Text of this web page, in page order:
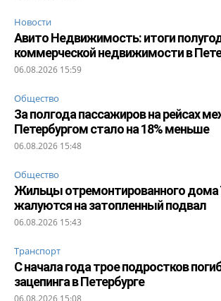
Новости
Авито Недвижимость: итоги
коммерческой недвижимости в
06.08.2026 15:59
Общество
За полгода пассажиров на рейсах
Петербургом стало на 18% меньше
06.08.2026 15:48
Общество
Жильцы отремонтированного дома
жалуются на затопленный подвал
06.08.2026 15:43
Транспорт
С начала года трое подростков
зацепинга в Петербурге
06.08.2026 15:08